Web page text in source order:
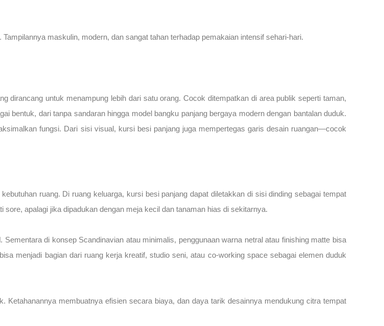
maskulin, modern, dan sangat tahan terhadap pemakaian intensif sehari-hari.
dirancang untuk menampung lebih dari satu orang. Cocok ditempatkan di area publik seperti taman,
bentuk, dari tanpa sandaran hingga model bangku panjang bergaya modern dengan bantalan duduk.
fungsi. Dari sisi visual, kursi besi panjang juga mempertegas garis desain ruangan—cocok
ruang. Di ruang keluarga, kursi besi panjang dapat diletakkan di sisi dinding sebagai tempat
apalagi jika dipadukan dengan meja kecil dan tanaman hias di sekitarnya.
di konsep Scandinavian atau minimalis, penggunaan warna netral atau finishing matte bisa
menjadi bagian dari ruang kerja kreatif, studio seni, atau co-working space sebagai elemen duduk
membuatnya efisien secara biaya, dan daya tarik desainnya mendukung citra tempat